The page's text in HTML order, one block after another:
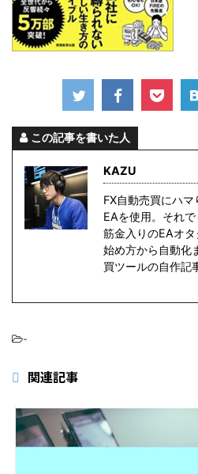
この記事を書いた人
KAZU
FX自動売買にハ
EAを使用。それ
筋金入りのEAオ
始め方から自動化
買ツールの自作記
-
関連記事